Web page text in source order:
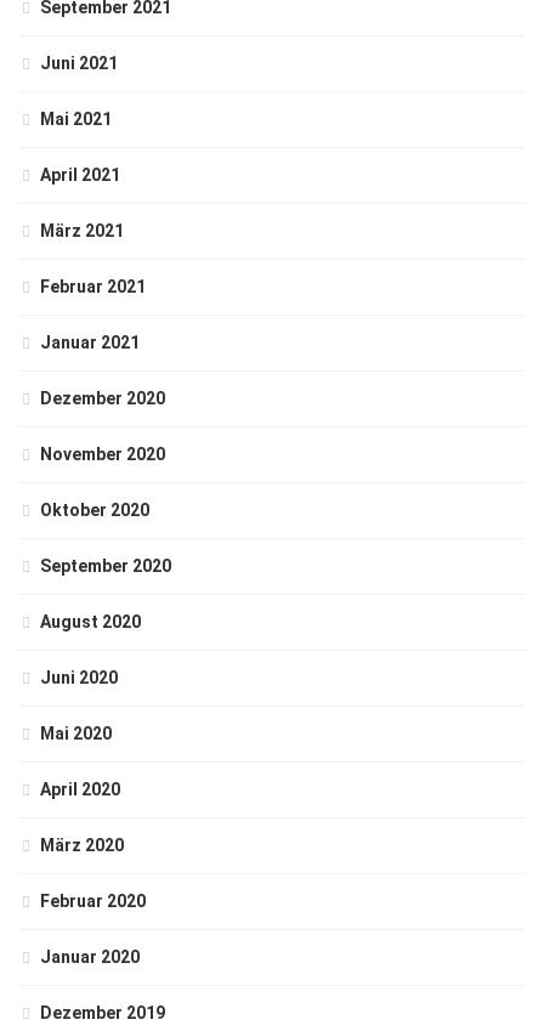
September 2021
Juni 2021
Mai 2021
April 2021
März 2021
Februar 2021
Januar 2021
Dezember 2020
November 2020
Oktober 2020
September 2020
August 2020
Juni 2020
Mai 2020
April 2020
März 2020
Februar 2020
Januar 2020
Dezember 2019